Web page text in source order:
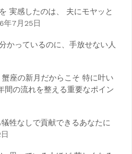
実感したのは、 夫にモヤッと
年7月25日
かっているのに、手放せない人
座の新月だからこそ 特に叶い
間の流れを整える重要なポイン
牲なしで貢献できるあなたに